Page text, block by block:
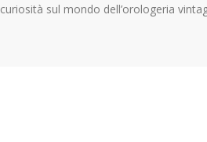
curiosità sul mondo dell’orologeria